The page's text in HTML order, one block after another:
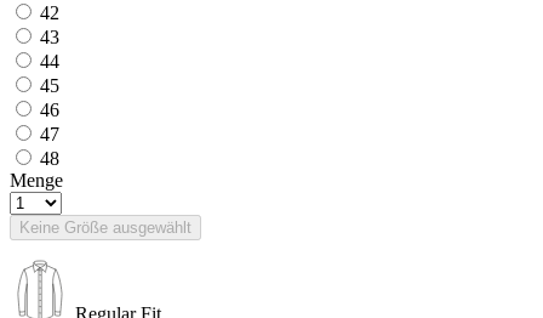
42
43
44
45
46
47
48
Menge
Keine Größe ausgewählt
Regular Fit